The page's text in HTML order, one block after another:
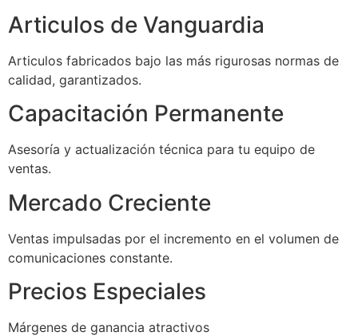
Articulos de Vanguardia
Articulos fabricados bajo las más rigurosas normas de
calidad, garantizados.
Capacitación Permanente
Asesoría y actualización técnica para tu equipo de
ventas.
Mercado Creciente
Ventas impulsadas por el incremento en el volumen de
comunicaciones constante.
Precios Especiales
Márgenes de ganancia atractivos